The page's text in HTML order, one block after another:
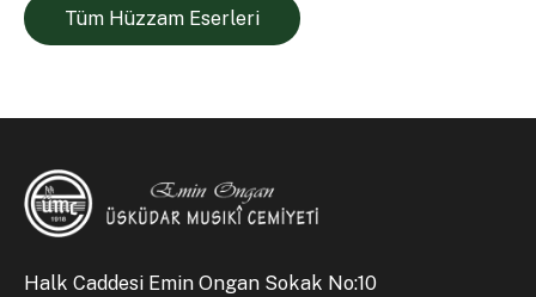
Tüm Hüzzam Eserleri
Halk Caddesi Emin Ongan Sokak No:10